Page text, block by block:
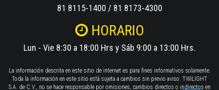
81 8115-1400 / 81 8173-4300
HORARIO
Lun - Vie 8:30 a 18:00 Hrs y Sáb 9:00 a 13:00 Hrs.
La información descrita en este sitio de internet es para fines informativos solamente.
Toda la información en este sitio está sujeta a cambios sin previo aviso. TWILIGHT
S.A. de C.V., no se hace responsable por omisiones, cambios directos o indirectos en